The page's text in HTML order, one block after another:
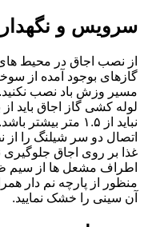
سرویس و
از نصب اجاق در محیط
گازهای بوجود آمده از
مسیر وزش باد نصب
لوله کشی گاز اجاق
نباید از ۱.۵ متر
اتصال دو سر شیلنگ را
غذا بر روی اجاق
اطراف مشعل ها از سیم
منظور از پارچه نم دار
آن سینی را خشک نمایید.